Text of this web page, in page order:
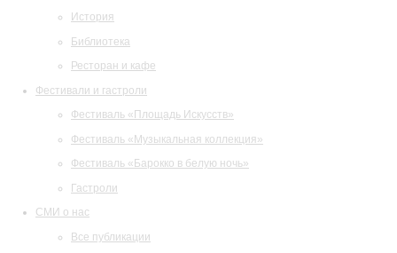
История
Библиотека
Ресторан и кафе
Фестивали и гастроли
Фестиваль «Площадь Искусств»
Фестиваль «Музыкальная коллекция»
Фестиваль «Барокко в белую ночь»
Гастроли
СМИ о нас
Все публикации